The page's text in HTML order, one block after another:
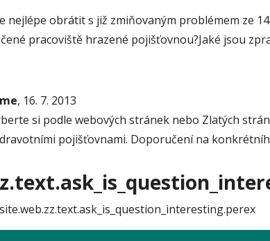
obrátit s již zmiňovaným problémem ze
pracoviště hrazené pojišťovnou?Jaké jsou
, 16. 7. 2013
si podle webových stránek nebo Zlatých
pojišťovnami. Doporučení na